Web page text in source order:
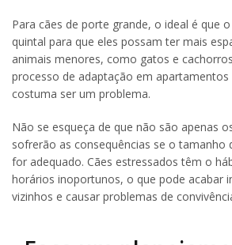
Para cães de porte grande, o ideal é que
quintal para que eles possam ter mais
animais menores, como gatos e
processo de adaptação em
costuma ser um problema.
Não se esqueça de que não são apenas
sofrerão as consequências se o tamanho
for adequado. Cães estressados têm o
horários inoportunos, o que pode acabar
vizinhos e causar problemas de